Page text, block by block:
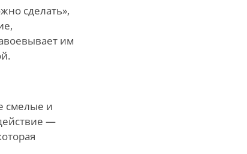
сделать»,
им
смелые и
—